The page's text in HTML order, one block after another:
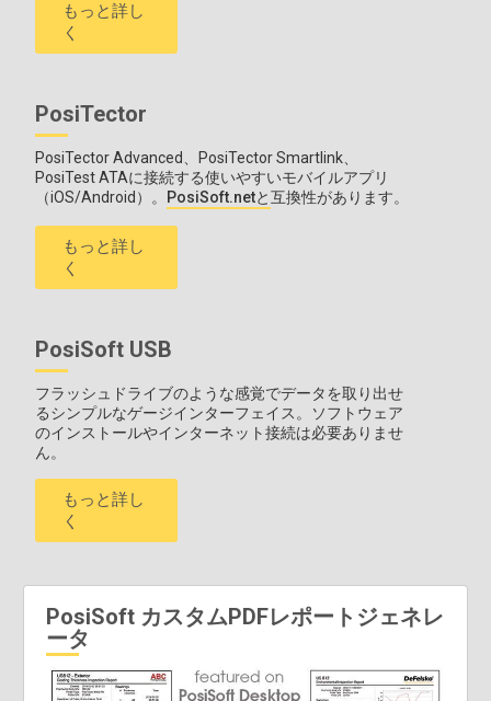
もっと詳し
く
PosiTector
PosiTector Advanced、PosiTector Smartlink、
PosiTest ATAに接続する使いやすいモバイルアプリ
（iOS/Android）。
PosiSoft.netと互換性があります。
もっと詳し
く
PosiSoft USB
フラッシュドライブのような感覚でデータを取り出せ
るシンプルなゲージインターフェイス。ソフトウェア
のインストールやインターネット接続は必要ありませ
ん。
もっと詳し
く
PosiSoft カスタムPDFレポートジェネレ
ータ